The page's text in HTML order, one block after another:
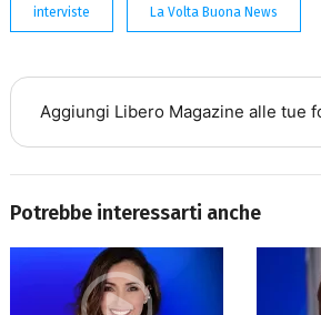
interviste La Volta Buona News
Aggiungi Libero Magazine alle tue
Potrebbe interessarti anche